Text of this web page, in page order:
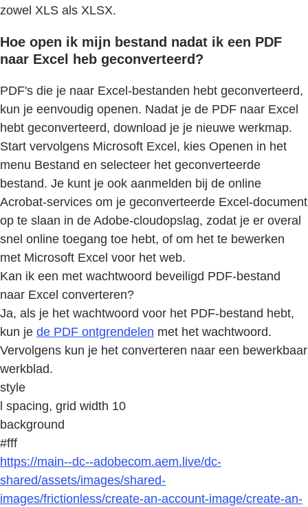
zowel XLS als XLSX.
Hoe open ik mijn bestand nadat ik een PDF
naar Excel heb geconverteerd?
PDF's die je naar Excel-bestanden hebt geconverteerd,
kun je eenvoudig openen. Nadat je de PDF naar Excel
hebt geconverteerd, download je je nieuwe werkmap.
Start vervolgens Microsoft Excel, kies Openen in het
menu Bestand en selecteer het geconverteerde
bestand. Je kunt je ook aanmelden bij de online
Acrobat-services om je geconverteerde Excel-document
op te slaan in de Adobe-cloudopslag, zodat je er overal
snel online toegang toe hebt, of om het te bewerken
met Microsoft Excel voor het web.
Kan ik een met wachtwoord beveiligd PDF-bestand
naar Excel converteren?
Ja, als je het wachtwoord voor het PDF-bestand hebt,
kun je de PDF ontgrendelen met het wachtwoord.
Vervolgens kun je het converteren naar een bewerkbaar
werkblad.
style
l spacing, grid width 10
background
#fff
https://main--dc--adobecom.aem.live/dc-
shared/assets/images/shared-
images/frictionless/create-an-account-image/create-an-